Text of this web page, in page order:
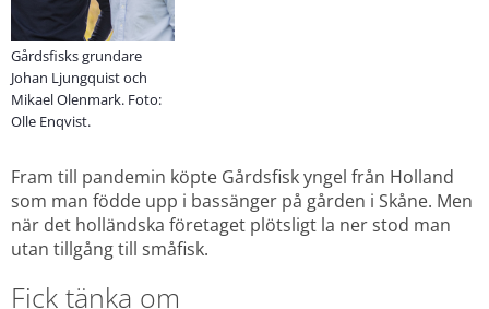
Gårdsfisks grundare
Johan Ljungquist och
Mikael Olenmark. Foto:
Olle Enqvist.
Fram till pandemin köpte Gårdsfisk yngel från Holland
som man födde upp i bassänger på gården i Skåne. Men
när det holländska företaget plötsligt la ner stod man
utan tillgång till småfisk.
Fick tänka om